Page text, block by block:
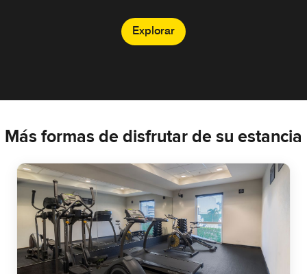
Explorar
Más formas de disfrutar de su estancia